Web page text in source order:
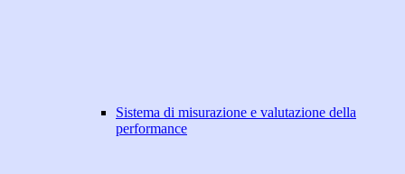
Sistema di misurazione e valutazione della
performance